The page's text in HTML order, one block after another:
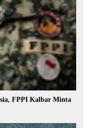
FPPI Kalbar Minta